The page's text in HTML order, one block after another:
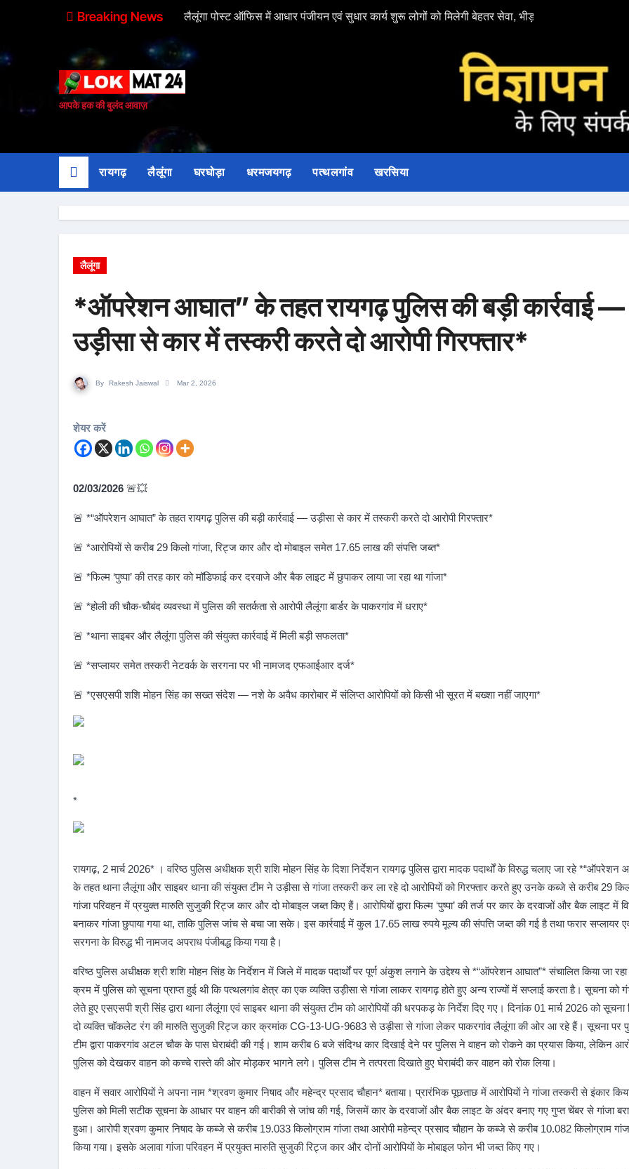
Breaking News लैलूंगा पोस्ट ऑफिस में आधार पंजीयन एवं सुधार कार्य शुरू लोगों को मिलेगी बेहतर सेवा, भीड़ से राहत एवं अवैध उगाही
*सड़क दुर्घटना के
आपके हक की बुलंद आवाज़
रायगढ़ लैलूंगा घरघोड़ा धरमजयगढ़ पत्थलगांव खरसिया
लैलूंगा
*ऑपरेशन आघात” के तहत रायगढ़ पुलिस की बड़ी कार्रवाई —
उड़ीसा से कार में तस्करी करते दो आरोपी गिरफ्तार*
By Rakesh Jaiswal Mar 2, 2026
शेयर करें
02/03/2026 🚨💥
🚨 *“ऑपरेशन आघात” के तहत रायगढ़ पुलिस की बड़ी कार्रवाई — उड़ीसा से कार में तस्करी करते दो आरोपी गिरफ्तार*
🚨 *आरोपियों से करीब 29 किलो गांजा, रिट्ज कार और दो मोबाइल समेत 17.65 लाख की संपत्ति जब्त*
🚨 *फिल्म ‘पुष्पा’ की तरह कार को मॉडिफाई कर दरवाजे और बैक लाइट में छुपाकर लाया जा रहा था गांजा*
🚨 *होली की चौक-चौबंद व्यवस्था में पुलिस की सतर्कता से आरोपी लैलूंगा बार्डर के पाकरगांव में धराए*
🚨 *थाना साइबर और लैलूंगा पुलिस की संयुक्त कार्रवाई में मिली बड़ी सफलता*
🚨 *सप्लायर समेत तस्करी नेटवर्क के सरगना पर भी नामजद एफआईआर दर्ज*
🚨 *एसएसपी शशि मोहन सिंह का सख्त संदेश — नशे के अवैध कारोबार में संलिप्त आरोपियों को किसी भी सूरत में बख्शा नहीं जाएगा*
*
रायगढ़, 2 मार्च 2026* । वरिष्ठ पुलिस अधीक्षक श्री शशि मोहन सिंह के दिशा निर्देशन रायगढ़ पुलिस द्वारा मादक पदार्थों के विरुद्ध चलाए जा रहे *“ऑपरेशन
के तहत थाना लैलूंगा और साइबर थाना की संयुक्त टीम ने उड़ीसा से गांजा तस्करी कर ला रहे दो आरोपियों को गिरफ्तार करते हुए उनके कब्जे से करीब 29
गांजा परिवहन में प्रयुक्त मारुति सुजुकी रिट्ज कार और दो मोबाइल जब्त किए हैं। आरोपियों द्वारा फिल्म ‘पुष्पा’ की तर्ज पर कार के दरवाजों और बैक लाइट में
बनाकर गांजा छुपाया गया था, ताकि पुलिस जांच से बचा जा सके। इस कार्रवाई में कुल 17.65 लाख रुपये मूल्य की संपत्ति जब्त की गई है तथा फरार सप्लायर
सरगना के विरुद्ध भी नामजद अपराध पंजीबद्ध किया गया है।
वरिष्ठ पुलिस अधीक्षक श्री शशि मोहन सिंह के निर्देशन में जिले में मादक पदार्थों पर पूर्ण अंकुश लगाने के उद्देश्य से *“ऑपरेशन आघात”* संचालित किया जा
क्रम में पुलिस को सूचना प्राप्त हुई थी कि पत्थलगांव क्षेत्र का एक व्यक्ति उड़ीसा से गांजा लाकर रायगढ़ होते हुए अन्य राज्यों में सप्लाई करता है। सूचना को
लेते हुए एसएसपी श्री सिंह द्वारा थाना लैलूंगा एवं साइबर थाना की संयुक्त टीम को आरोपियों की धरपकड़ के निर्देश दिए गए। दिनांक 01 मार्च 2026 को सूचना
दो व्यक्ति चॉकलेट रंग की मारुति सुजुकी रिट्ज कार क्रमांक CG-13-UG-9683 से उड़ीसा से गांजा लेकर पाकरगांव लैलूंगा की ओर आ रहे हैं। सूचना पर
टीम द्वारा पाकरगांव अटल चौक के पास घेराबंदी की गई। शाम करीब 6 बजे संदिग्ध कार दिखाई देने पर पुलिस ने वाहन को रोकने का प्रयास किया, लेकिन
पुलिस को देखकर वाहन को कच्चे रास्ते की ओर मोड़कर भागने लगे। पुलिस टीम ने तत्परता दिखाते हुए घेराबंदी कर वाहन को रोक लिया।
वाहन में सवार आरोपियों ने अपना नाम *श्रवण कुमार निषाद और महेन्द्र प्रसाद चौहान* बताया। प्रारंभिक पूछताछ में आरोपियों ने गांजा तस्करी से इंकार
पुलिस को मिली सटीक सूचना के आधार पर वाहन की बारीकी से जांच की गई, जिसमें कार के दरवाजों और बैक लाइट के अंदर बनाए गए गुप्त चेंबर से गांजा
हुआ। आरोपी श्रवण कुमार निषाद के कब्जे से करीब 19.033 किलोग्राम गांजा तथा आरोपी महेन्द्र प्रसाद चौहान के कब्जे से करीब 10.082 किलोग्राम
किया गया। इसके अलावा गांजा परिवहन में प्रयुक्त मारुति सुजुकी रिट्ज कार और दोनों आरोपियों के मोबाइल फोन भी जब्त किए गए।